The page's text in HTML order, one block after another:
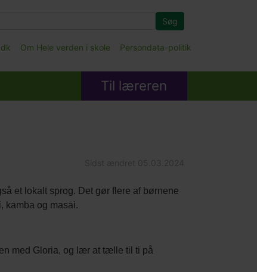
Om Hele verden i skole Persondata-politik
Søg
Til læreren
et lokalt sprog. Det gør flere af børnene
kamba og masai.
med Gloria, og lær at tælle til ti på